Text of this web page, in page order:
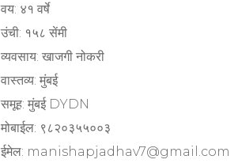
वय: ४१ वर्षे
उंची: १५८ सेंमी
व्यवसाय: खाजगी नोकरी
वास्तव्य: मुंबई
समूह: मुंबई DYDN
मोबाईल: ९८२०३५५००३
ईमेल: manishapjadhav7@gmail.com